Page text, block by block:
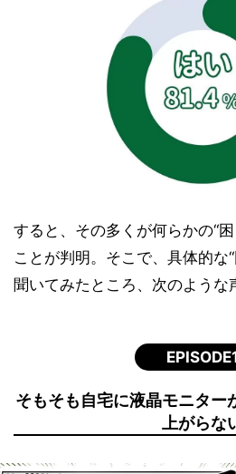
すると、その多くが何らかの“
ことが判明。そこで、具体的な
聞いてみたところ、次のような
そもそも自宅に液晶モニター
上がらな